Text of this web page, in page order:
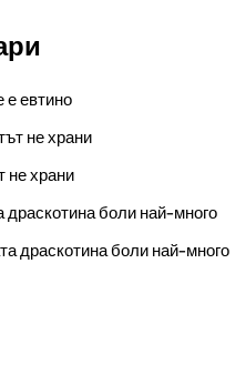
е евтино
не храни
не храни
драскотина боли най-много
драскотина боли най-много